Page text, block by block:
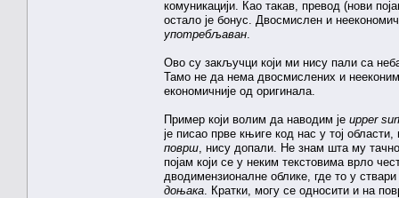
комуникацији. Као такав, превод (нови
остало је бонус. Двосмислен и
употребљаван
Ово су закључци који ми нису пали са
Тамо не да нема двосмислених и
економичније од оригинала.
Пример који волим да наводим је upper
је писао прве књиге код нас у тој
површ , нису допали. Не знам шта му
појам који се у неким текстовима врло
дводимензионалне облике, где то у
доњака . Кратки, могу се односити и на